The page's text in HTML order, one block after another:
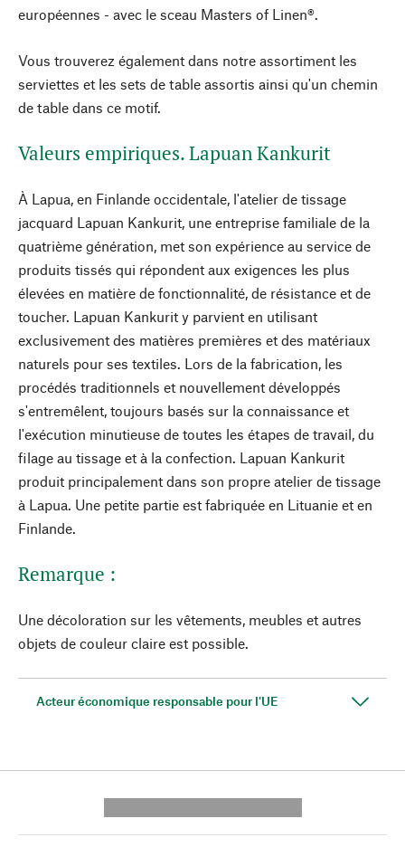
européennes - avec le sceau Masters of Linen®.
Vous trouverez également dans notre assortiment les
serviettes et les sets de table assortis ainsi qu'un chemin
de table dans ce motif.
Valeurs empiriques. Lapuan Kankurit
À Lapua, en Finlande occidentale, l'atelier de tissage
jacquard Lapuan Kankurit, une entreprise familiale de la
quatrième génération, met son expérience au service de
produits tissés qui répondent aux exigences les plus
élevées en matière de fonctionnalité, de résistance et de
toucher. Lapuan Kankurit y parvient en utilisant
exclusivement des matières premières et des matériaux
naturels pour ses textiles. Lors de la fabrication, les
procédés traditionnels et nouvellement développés
s'entremêlent, toujours basés sur la connaissance et
l'exécution minutieuse de toutes les étapes de travail, du
filage au tissage et à la confection. Lapuan Kankurit
produit principalement dans son propre atelier de tissage
à Lapua. Une petite partie est fabriquée en Lituanie et en
Finlande.
Remarque :
Une décoloration sur les vêtements, meubles et autres
objets de couleur claire est possible.
Acteur économique responsable pour l'UE